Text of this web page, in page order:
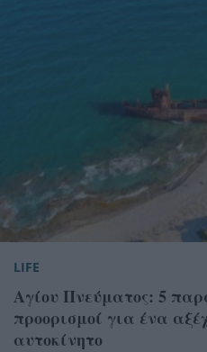
LIFE
Αγίου Πνεύματος: 5
προορισμοί για ένα
αυτοκίνητο